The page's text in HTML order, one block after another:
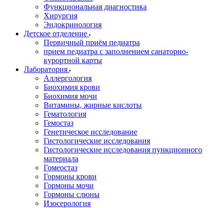
Функциональная диагностика
Хирургия
Эндокринология
Детское отделение
Первичный приём педиатра
прием педиатра с заполнением санаторно-
курортной карты
Лаборатория
Аллергология
Биохимия крови
Биохимия мочи
Витамины, жирные кислоты
Гематология
Гемостаз
Генетическое исследование
Гистологические исследования
Гистологические исследования пункционного
материала
Гомеостаз
Гормоны крови
Гормоны мочи
Гормоны слюны
Изосерология